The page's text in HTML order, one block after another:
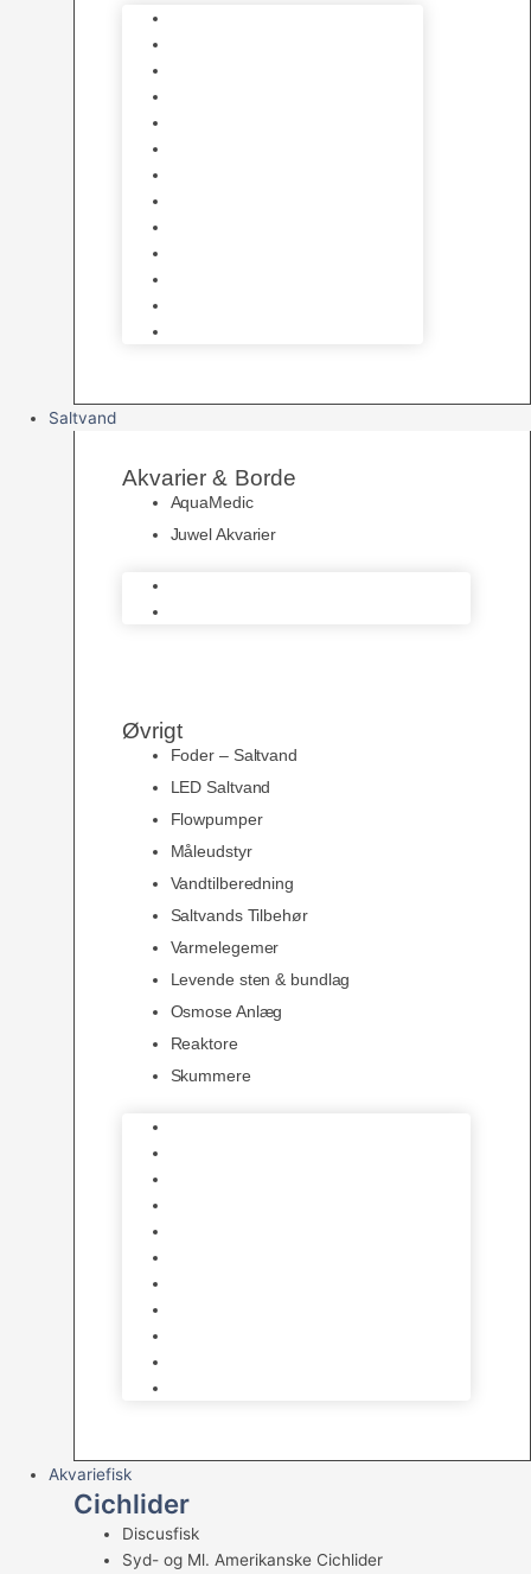
Saltvand
Akvarier & Borde
AquaMedic
Juwel Akvarier
Øvrigt
Foder – Saltvand
LED Saltvand
Flowpumper
Måleudstyr
Vandtilberedning
Saltvands Tilbehør
Varmelegemer
Levende sten & bundlag
Osmose Anlæg
Reaktore
Skummere
Akvariefisk
Cichlider
Discusfisk
Syd- og Ml. Amerikanske Cichlider